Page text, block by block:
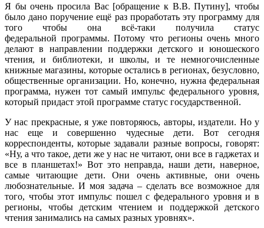
Я бы очень просила Вас [обращение к В.В. Путину], чтобы
было дано поручение ещё раз проработать эту программу для
того чтобы она всё-таки получила статус
федеральной программы. Потому что регионы очень много
делают в направлении поддержки детского и юношеского
чтения, и библиотеки, и школы, и те немногочисленные
книжные магазины, которые остались в регионах, безусловно,
общественные организации. Но, конечно, нужна федеральная
программа, нужен тот самый импульс федерального уровня,
который придаст этой программе статус государственной.
У нас прекрасные, я уже повторяюсь, авторы, издатели. Но у
нас еще и совершенно чудесные дети. Вот сегодня
корреспонденты, которые задавали разные вопросы, говорят:
«Ну, а что такое, дети же у нас не читают, они все в гаджетах и
все в планшетах!» Вот это неправда, наши дети, наверное,
самые читающие дети. Они очень активные, они очень
любознательные. И моя задача – сделать все возможное для
того, чтобы этот импульс пошел с федерального уровня и в
регионы, чтобы детским чтением и поддержкой детского
чтения занимались на самых разных уровнях».